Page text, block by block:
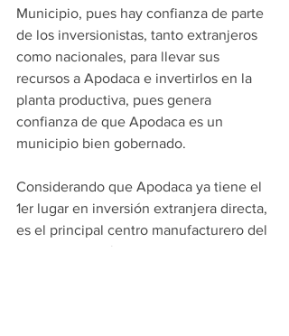
Municipio, pues hay confianza de parte
de los inversionistas, tanto extranjeros
como nacionales, para llevar sus
recursos a Apodaca e invertirlos en la
planta productiva, pues genera
confianza de que Apodaca es un
municipio bien gobernado.
Considerando que Apodaca ya tiene el
1er lugar en inversión extranjera directa,
es el principal centro manufacturero del
Noreste del País, el 4to municipio